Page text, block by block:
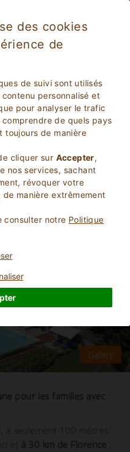
des cookies
de
de suivi sont utilisés
personnalisé et
pour analyser le trafic
de quels pays
toujours de manière
cliquer sur Accepter,
nos services, sachant
révoquer votre
manière extrêmement
consulter notre Politique
2469
(Carte) 14Lits
pour les familles avec
à seulement 100 mètres
et à 30 km de Florence ,